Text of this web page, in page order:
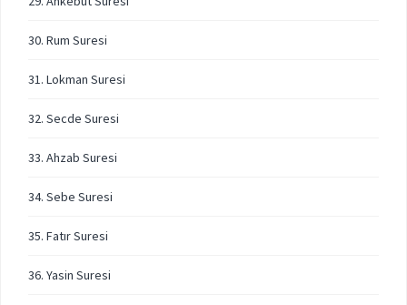
30. Rum Suresi
31. Lokman Suresi
32. Secde Suresi
33. Ahzab Suresi
34. Sebe Suresi
35. Fatır Suresi
36. Yasin Suresi